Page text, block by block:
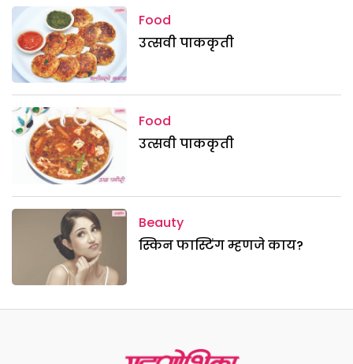
Food
उत्सवी पाककृती
Food
उत्सवी पाककृती
Beauty
स्किन फास्टिंग म्हणजे काय?